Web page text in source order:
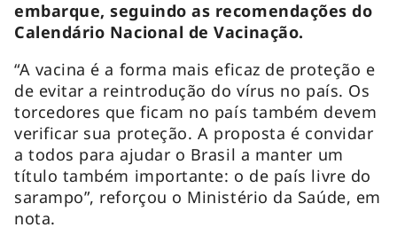
embarque, seguindo as recomendações do
Calendário Nacional de Vacinação.
“A vacina é a forma mais eficaz de proteção e
de evitar a reintrodução do vírus no país. Os
torcedores que ficam no país também devem
verificar sua proteção. A proposta é convidar
a todos para ajudar o Brasil a manter um
título também importante: o de país livre do
sarampo”, reforçou o Ministério da Saúde, em
nota.